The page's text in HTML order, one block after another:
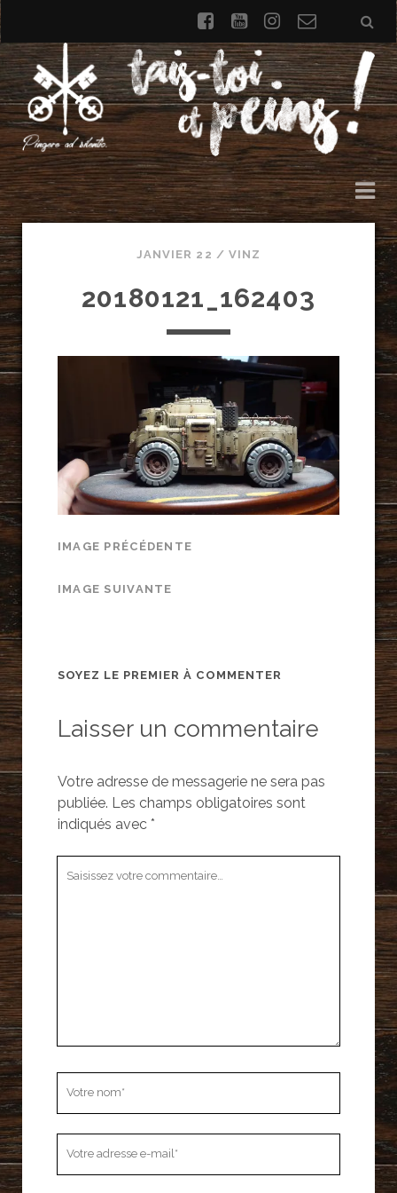
facebookyoutubeinstagram
de
contact
JANVIER 22 / VINZ
20180121_162403
IMAGE PRÉCÉDENTE
IMAGE SUIVANTE
SOYEZ LE PREMIER À COMMENTER
Laisser un commentaire
Votre adresse de messagerie ne sera pas
publiée. Les champs obligatoires sont
indiqués avec *